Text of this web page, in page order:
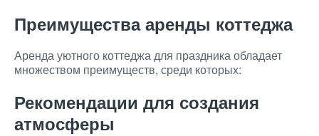
Преимущества аренды коттеджа
Аренда уютного коттеджа для праздника обладает
множеством преимуществ, среди которых:
Рекомендации для создания
атмосферы